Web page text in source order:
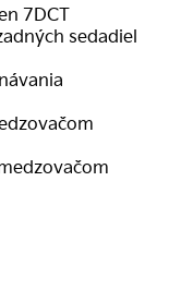
7DCT
sedadiel